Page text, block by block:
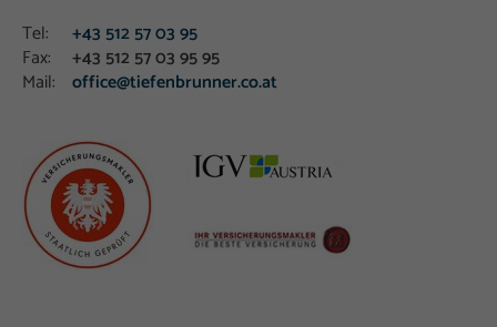
Tel:
+43 512 57 03 95
Fax:
+43 512 57 03 95 95
Mail: office@tiefenbrunner.co.at